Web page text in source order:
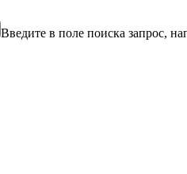
Введите в поле поиска запрос,